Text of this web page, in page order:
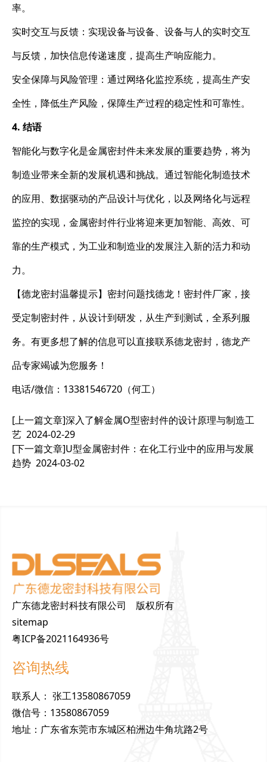
率。
实时交互与反馈：实现设备与设备、设备与人的实时交互
与反馈，加快信息传递速度，提高生产响应能力。
安全保障与风险管理：通过网络化监控系统，提高生产安
全性，降低生产风险，保障生产过程的稳定性和可靠性。
4. 结语
智能化与数字化是金属密封件未来发展的重要趋势，将为
制造业带来全新的发展机遇和挑战。通过智能化制造技术
的应用、数据驱动的产品设计与优化，以及网络化与远程
监控的实现，金属密封件行业将迎来更加智能、高效、可
靠的生产模式，为工业和制造业的发展注入新的活力和动
力。
【德龙密封温馨提示】密封问题找德龙！密封件厂家，接
受定制密封件，从设计到研发，从生产到测试，全系列服
务。有更多想了解的信息可以直接联系德龙密封，德龙产
品专家竭诚为您服务！
电话/微信：13381546720（何工）
[上一篇文章]深入了解金属O型密封件的设计原理与制造工
艺 2024-02-29
[下一篇文章]U型金属密封件：在化工行业中的应用与发展
趋势 2024-03-02
广东德龙密封科技有限公司 版权所有
sitemap
粤ICP备2021164936号
咨询热线
联系人 ： 张工13580867059
微信号 ： 13580867059
地址 ： 广东省东莞市东城区柏洲边牛角坑路2号